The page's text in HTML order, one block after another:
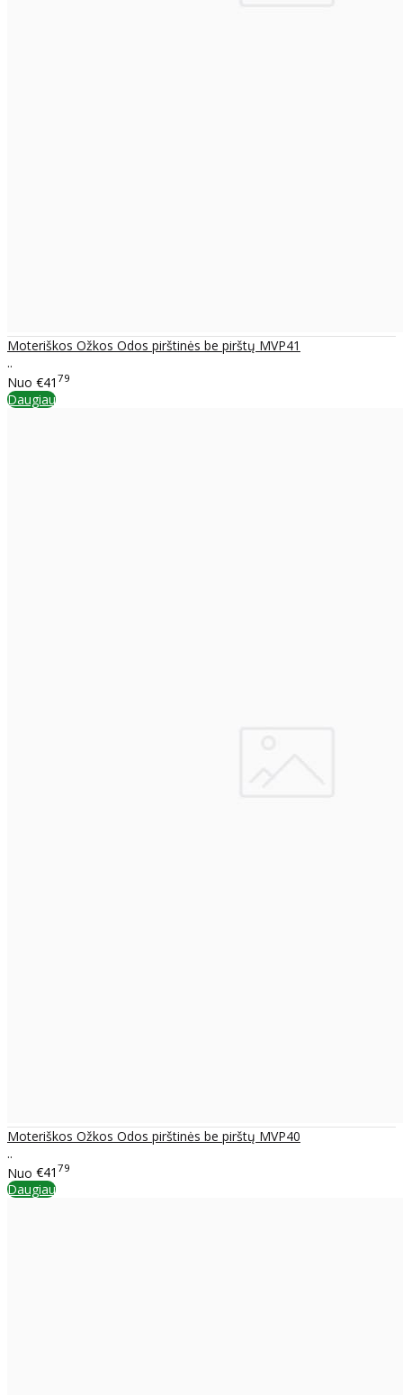
Moteriškos Ožkos Odos pirštinės be pirštų MVP41
..
Nuo €41 79
Daugiau
Moteriškos Ožkos Odos pirštinės be pirštų MVP40
..
Nuo €41 79
Daugiau